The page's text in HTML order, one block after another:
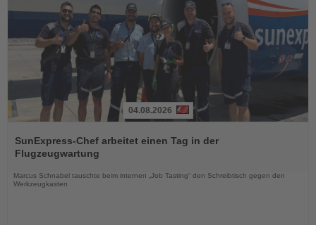
Sie
die
Nachrichten
04.08.2026
SunExpress-Chef arbeitet einen Tag in der
Flugzeugwartung
Marcus Schnabel tauschte beim internen „Job Tasting“ den Schreibtisch gegen den
Werkzeugkasten